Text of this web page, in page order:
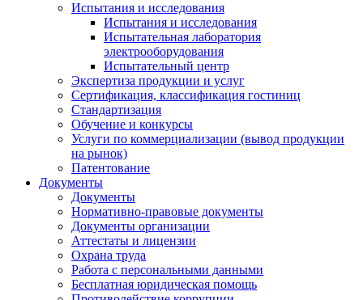
Испытания и исследования
Испытания и исследования
Испытательная лаборатория
электрооборудования
Испытательный центр
Экспертиза продукции и услуг
Сертификация, классификация гостиниц
Стандартизация
Обучение и конкурсы
Услуги по коммерциализации (вывод продукции
на рынок)
Патентование
Документы
Документы
Нормативно-правовые документы
Документы организации
Аттестаты и лицензии
Охрана труда
Работа с персональными данными
Бесплатная юридическая помощь